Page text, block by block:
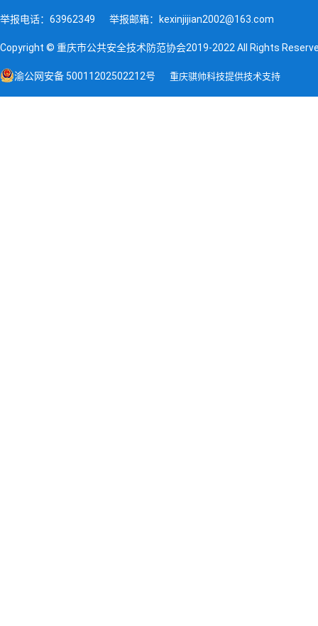
举报电话：63962349 举报邮箱：kexinjijian2002@163.com
Copyright © 重庆市公共安全技术防范协会2019-2022 All Rights
渝公网安备 50011202502212号 重庆骐帅科技提供技术支持